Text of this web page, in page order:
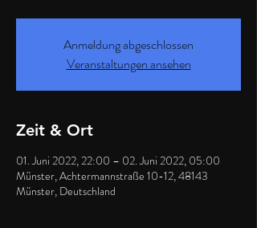
Anmeldung abgeschlossen
Veranstaltungen ansehen
Zeit & Ort
01. Juni 2022, 22:00 – 02. Juni 2022, 05:00
Münster, Achtermannstraße 10-12, 48143
Münster, Deutschland